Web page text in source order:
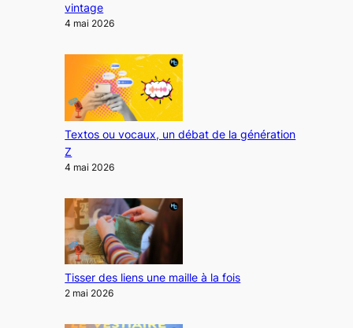
vintage
4 mai 2026
Textos ou vocaux, un débat de la génération
Z
4 mai 2026
Tisser des liens une maille à la fois
2 mai 2026